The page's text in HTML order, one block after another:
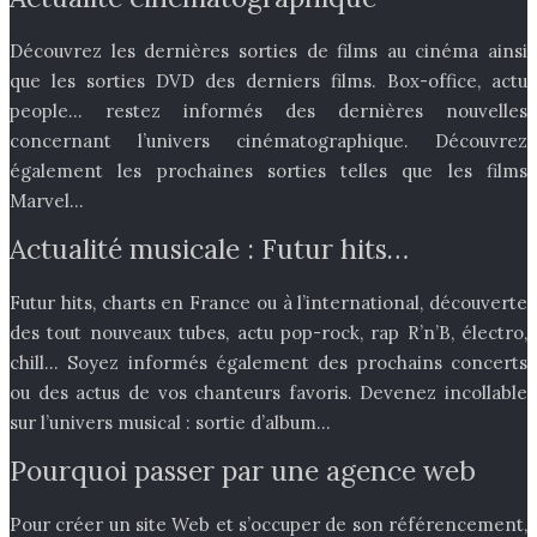
Découvrez les dernières sorties de films au cinéma ainsi
que les sorties DVD des derniers films. Box-office, actu
people… restez informés des dernières nouvelles
concernant l’univers cinématographique. Découvrez
également les prochaines sorties telles que les films
Marvel…
Actualité musicale : Futur hits…
Futur hits, charts en France ou à l’international, découverte
des tout nouveaux tubes, actu pop-rock, rap R’n’B, électro,
chill… Soyez informés également des prochains concerts
ou des actus de vos chanteurs favoris. Devenez incollable
sur l’univers musical : sortie d’album…
Pourquoi passer par une agence web
Pour créer un site Web et s’occuper de son référencement,